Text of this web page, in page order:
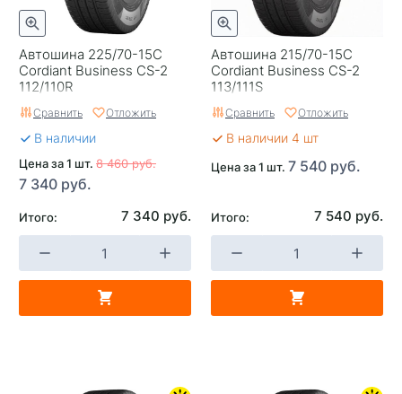
Автошина 225/70-15C
Cordiant Business CS-2
112/110R
Сравнить Отложить
В наличии
Цена за 1 шт. 8 460 руб.
7 340 руб.
Итого: 7 340 руб.
Автошина 215/70-15C
Cordiant Business CS-2
113/111S
Сравнить Отложить
В наличии 4 шт
Цена за 1 шт. 7 540 руб.
Итого: 7 540 руб.